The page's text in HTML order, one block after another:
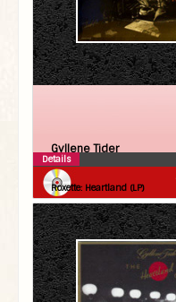
Gyllene Tider
Roxette
Roxette: Heartland (LP)
Details